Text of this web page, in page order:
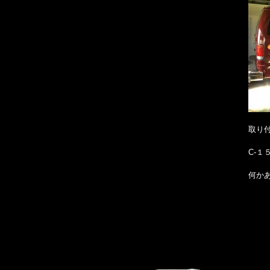
取り
C-１
何か